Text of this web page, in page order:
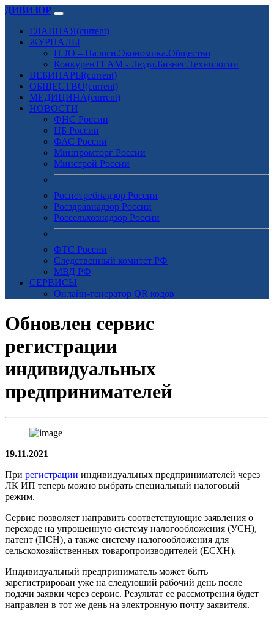
ДИВИЗОР
ГЛАВНАЯ(current)
ЖУРНАЛЫ
НЭО – Налоги.Экономика.Общество
КонкуренTEAM - Люди.Бизнес.Технологии
ВЕБИНАРЫ(current)
ОБЩЕСТВО(current)
МЕДИЦИНА(current)
НОВОСТИ
ФНС России
ЦБ России
ФАС России
Минпромторг России
Минстрой России
Роспотребнадзор России
Росздравнадзор России
Россельхознадзор России
ФТС России
Следственный комитет РФ
МВД РФ
СЕРВИСЫ
Онлайн-генератор QR кодов
Обновлен сервис
регистрации
индивидуальных
предпринимателей
19.11.2021
При регистрации индивидуальных предпринимателей через
ЛК ИП теперь можно выбрать специальный налоговый
режим.
Сервис позволяет направить соответствующие заявления о
переходе на упрощенную систему налогообложения (УСН),
патент (ПСН), а также систему налогообложения для
сельскохозяйственных товаропроизводителей (ЕСХН).
Индивидуальный предприниматель может быть
зарегистрирован уже на следующий рабочий день после
подачи заявки через сервис. Результат ее рассмотрения будет
направлен в тот же день на электронную почту заявителя.